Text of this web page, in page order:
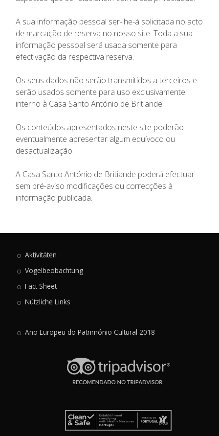
A sua informação pessoal ser-lhe-á solicitada no acto
de marcação de reserva no nosso site. Toda a sua
informação pessoal será usada somente para
efectivação da respectiva reserva.
Os seus dados não serão transmitidos a terceiros e
serão usados somente para uso exclusivamente
interno à Casa Santo António de Britiande.
Os conteúdos apresentados neste site poderão
eventualmente apresentar algum equívoco ou
desactualização.
A Casa Santo António de Britiande poderá efectuar
sem pré-aviso modificações ou correcções à
informação publicada.
Aktivitäten
Vogelbeobachtung
Fact Sheet
Nützliche Links
Ano Europeu do Património Cultural 2018